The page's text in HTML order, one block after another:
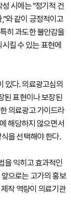
시에는 "정기적 건
와 같이 긍정적이고
히 과도한 불안감을
킬 수 있는 표현에
있다. 의료광고심의
된 표현이나 보장된
의료광고 가이드라
해당하지 않으면서
을 선택해야 한다.
을 익히고 효과적인
으로는 고가의 홍보
작 역량이 의료기관